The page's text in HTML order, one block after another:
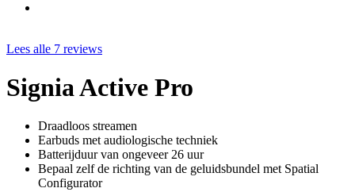
Lees alle 7 reviews
Signia Active Pro
Draadloos streamen
Earbuds met audiologische techniek
Batterijduur van ongeveer 26 uur
Bepaal zelf de richting van de geluidsbundel met Spatial
Configurator